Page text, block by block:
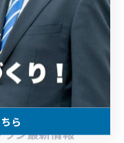
や、長期的なメンテ
る工務店は、資産価
。信頼できるパー
進めていきましょ
ン最新情報
ら